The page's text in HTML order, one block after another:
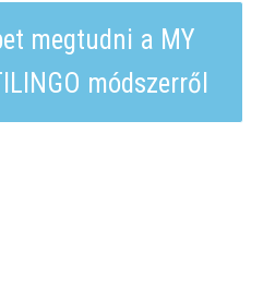
megtudni a MY
módszerről